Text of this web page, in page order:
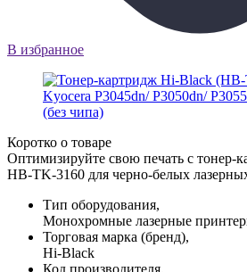
В избранное
Коротко о товаре
Оптимизируйте свою печать с тонер-
HB-TK-3160 для черно-белых
Тип оборудования,
Монохромные лазерные
Торговая марка (бренд),
Hi-Black
Код производителя,